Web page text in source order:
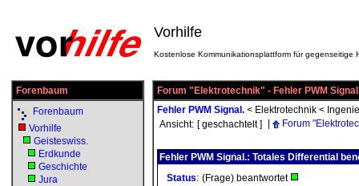
Vorhilfe
Kostenlose Kommunikationsplattform für gegenseitige
Forenbaum
Forenbaum
Vorhilfe
Geisteswiss.
Erdkunde
Geschichte
Jura
Forum "Elektrotechnik" - Fehler PWM
Fehler PWM Signal. < Elektrotechnik <
Ansicht: [ geschachtelt ] Forum
Fehler PWM Signal.: Totales Differential
Status: (Frage) beantwortet